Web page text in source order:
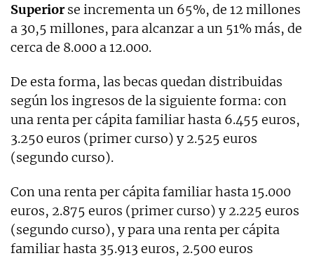
Superiorse incrementa un 65%, de 12 millones
a 30,5 millones, para alcanzar a un 51% más, de
cerca de 8.000 a 12.000.
De esta forma, las becas quedan distribuidas
según los ingresos de la siguiente forma: con
una renta per cápita familiar hasta 6.455 euros,
3.250 euros (primer curso) y 2.525 euros
(segundo curso).
Con una renta per cápita familiar hasta 15.000
euros, 2.875 euros (primer curso) y 2.225 euros
(segundo curso), y para una renta per cápita
familiar hasta 35.913 euros, 2.500 euros